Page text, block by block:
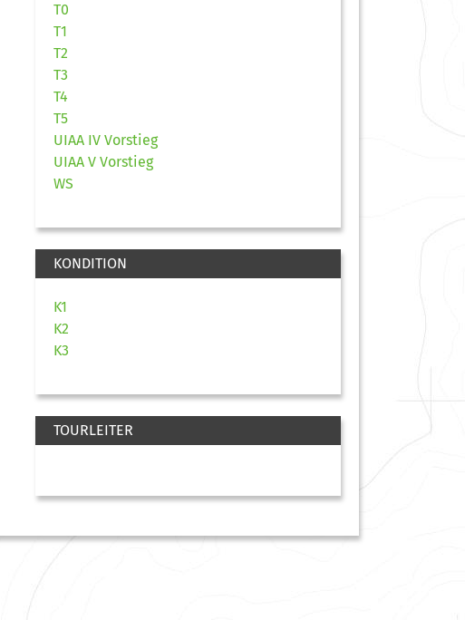
T0
T1
T2
T3
T4
T5
UIAA IV Vorstieg
UIAA V Vorstieg
WS
KONDITION
K1
K2
K3
TOURLEITER